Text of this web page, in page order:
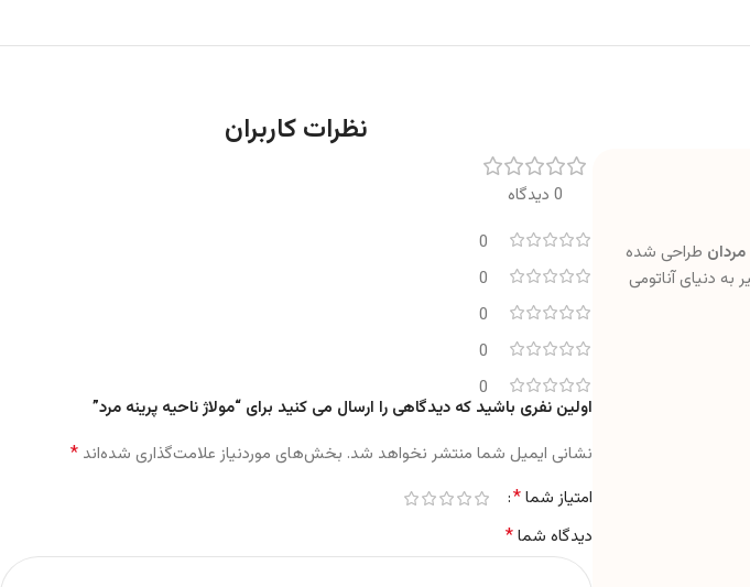
مردان طراحی شده
به دنیای آناتومی
نظرات کاربران
0 دیدگاه
0
0
0
0
0
اولین نفری باشید که دیدگاهی را ارسال می کنید برای “مولاژ ناحیه پرینه مرد”
نشانی ایمیل شما منتشر نخواهد شد. بخش‌های موردنیاز علامت‌گذاری شده‌اند*
امتیاز شما*
دیدگاه شما*